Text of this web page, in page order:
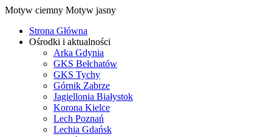
Motyw ciemny Motyw jasny
Strona Główna
Ośrodki i aktualności
Arka Gdynia
GKS Bełchatów
GKS Tychy
Górnik Zabrze
Jagiellonia Białystok
Korona Kielce
Lech Poznań
Lechia Gdańsk